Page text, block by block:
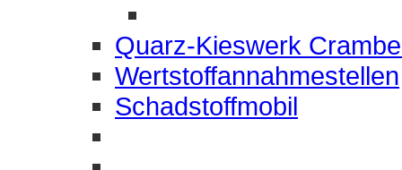
Quarz-Kieswerk
Wertstoffannahmestellen
Schadstoffmobil